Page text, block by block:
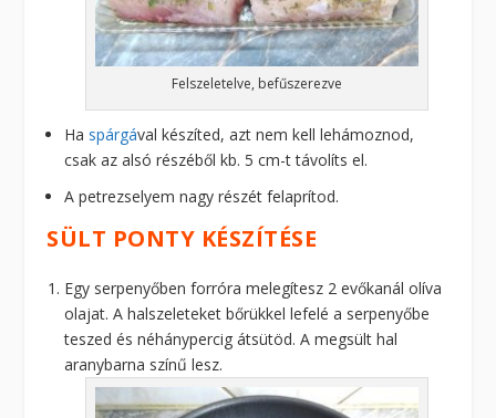
Felszeletelve, befűszerezve
Ha spárgával készíted, azt nem kell lehámoznod,
csak az alsó részéből kb. 5 cm-t távolíts el.
A petrezselyem nagy részét felaprítod.
SÜLT PONTY KÉSZÍTÉSE
Egy serpenyőben forróra melegítesz 2 evőkanál olíva
olajat. A halszeleteket bőrükkel lefelé a serpenyőbe
teszed és néhánypercig átsütöd. A megsült hal
aranybarna színű lesz.